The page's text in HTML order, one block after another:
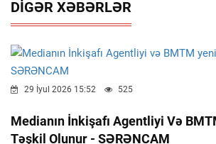
DIGƏR XƏBƏRLƏR
29 İyul 2026 15:52 525
Medianın İnkişafı Agentliyi Və
Təşkil Olunur - SƏRƏNCAM